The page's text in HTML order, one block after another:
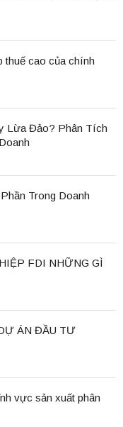
thuế cao của chính
Lừa Đảo? Phân Tích
Trong Doanh
FDI NHỮNG GÌ
ÁN ĐẦU TƯ
vực sản xuất phân